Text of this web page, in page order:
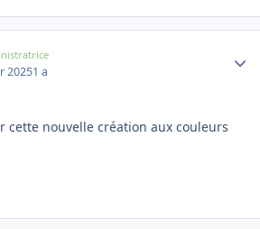
20251 a
cette nouvelle création aux couleurs